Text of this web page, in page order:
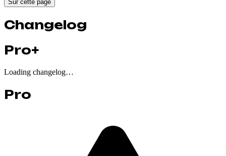
Sur cette page
Changelog
Pro+
Loading changelog…
Pro